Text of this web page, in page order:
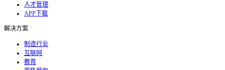
人才管理
APP下载
解决方案
制造行业
互联网
教育